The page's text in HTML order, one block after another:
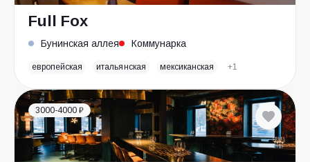
Full Fox
Бунинская аллея Коммунарка
европейская итальянская мексиканская +1
3000-4000 ₽